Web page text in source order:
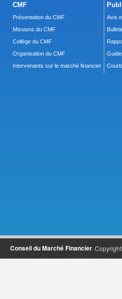
CMF
Présentation du CMF
Missions du CMF
Collège du CMF
Organisation du CMF
Intervenants sur le marché financier
Avis
Conseil du Marché Financier